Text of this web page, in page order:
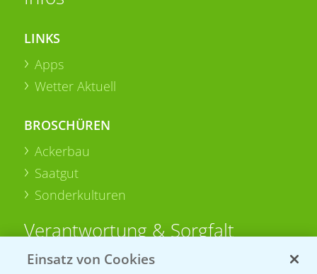
LINKS
Apps
Wetter Aktuell
BROSCHÜREN
Ackerbau
Saatgut
Sonderkulturen
Verantwortung & Sorgfalt
Einsatz von Cookies